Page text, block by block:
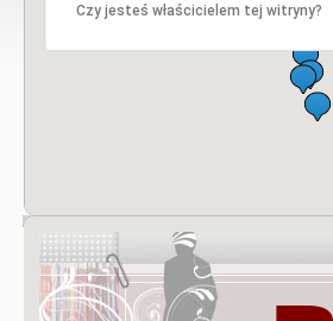
Czy jesteś właścicielem tej witryny?